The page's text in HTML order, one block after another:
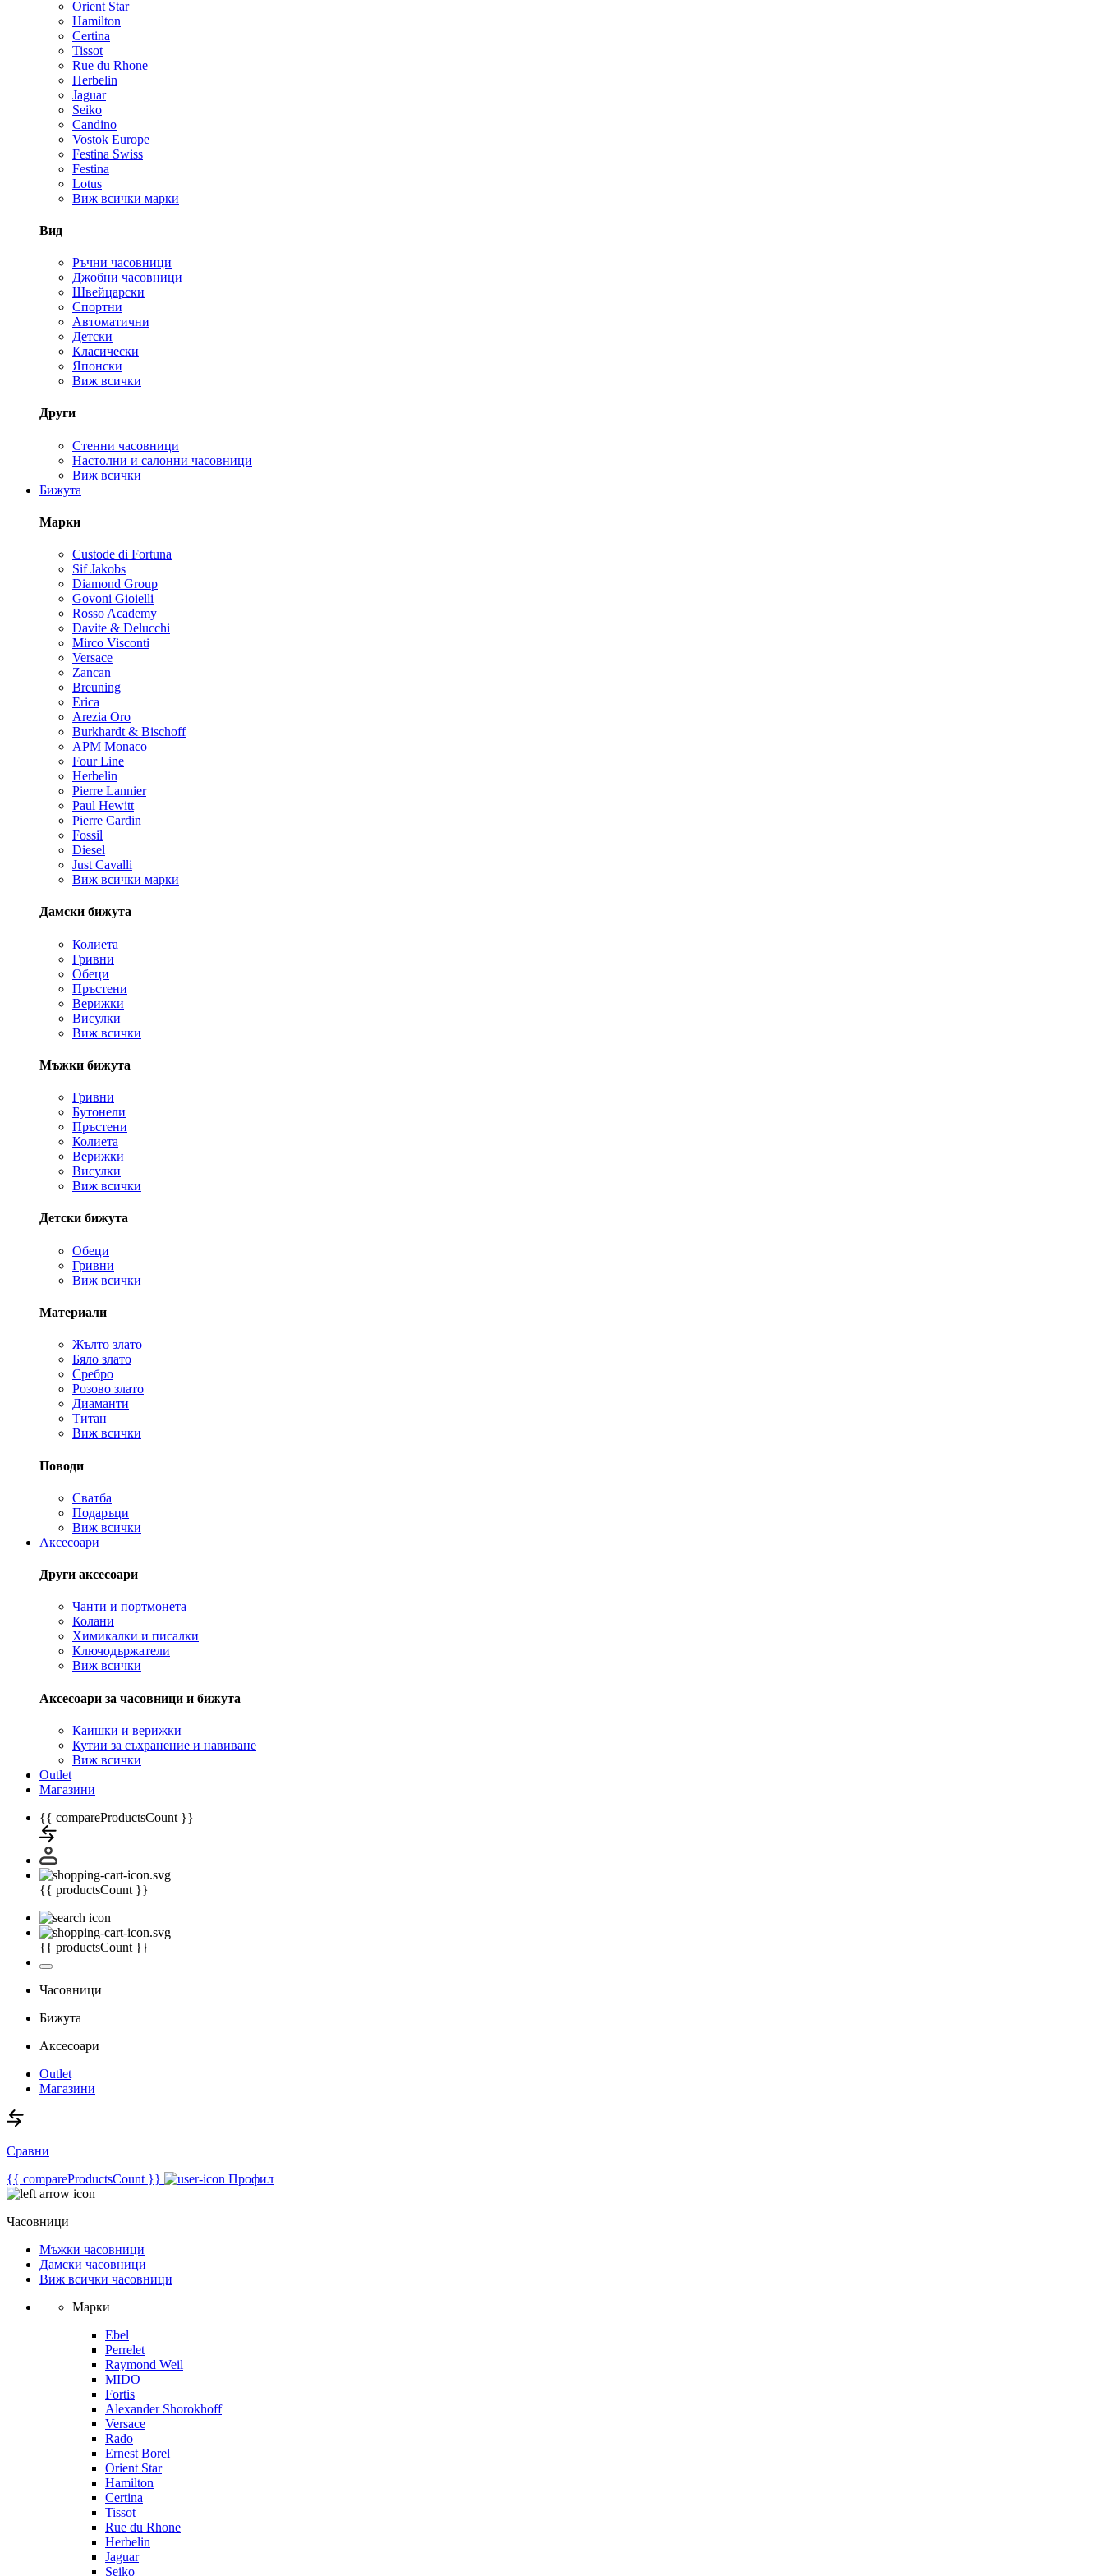
Orient Star
Hamilton
Certina
Tissot
Rue du Rhone
Herbelin
Jaguar
Seiko
Candino
Vostok Europe
Festina Swiss
Festina
Lotus
Виж всички марки
Вид
Ръчни часовници
Джобни часовници
Швейцарски
Спортни
Автоматични
Детски
Класически
Японски
Виж всички
Други
Стенни часовници
Настолни и салонни часовници
Виж всички
Бижута
Марки
Custode di Fortuna
Sif Jakobs
Diamond Group
Govoni Gioielli
Rosso Academy
Davite & Delucchi
Mirco Visconti
Versace
Zancan
Breuning
Erica
Arezia Oro
Burkhardt & Bischoff
APM Monaco
Four Line
Herbelin
Pierre Lannier
Paul Hewitt
Pierre Cardin
Fossil
Diesel
Just Cavalli
Виж всички марки
Дамски бижута
Колиета
Гривни
Обеци
Пръстени
Верижки
Висулки
Виж всички
Мъжки бижута
Гривни
Бутонели
Пръстени
Колиета
Верижки
Висулки
Виж всички
Детски бижута
Обеци
Гривни
Виж всички
Материали
Жълто злато
Бяло злато
Сребро
Розово злато
Диаманти
Титан
Виж всички
Поводи
Сватба
Подаръци
Виж всички
Аксесоари
Други аксесоари
Чанти и портмонета
Колани
Химикалки и писалки
Ключодържатели
Виж всички
Аксесоари за часовници и бижута
Каишки и верижки
Кутии за съхранение и навиване
Виж всички
Outlet
Магазини
{{ compareProductsCount }}
{{ productsCount }}
{{ productsCount }}
Часовници
Бижута
Аксесоари
Outlet
Магазини
Сравни
{{ compareProductsCount }}
Профил
Часовници
Мъжки часовници
Дамски часовници
Виж всички часовници
Марки
Ebel
Perrelet
Raymond Weil
MIDO
Fortis
Alexander Shorokhoff
Versace
Rado
Ernest Borel
Orient Star
Hamilton
Certina
Tissot
Rue du Rhone
Herbelin
Jaguar
Seiko